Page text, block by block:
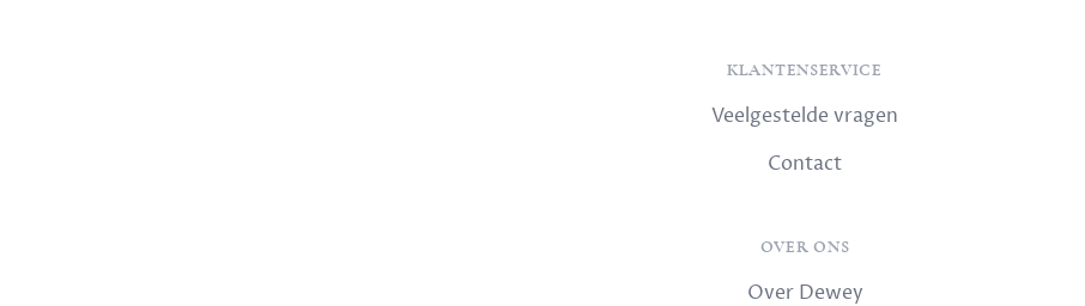
KLANTENSERVICE
Veelgestelde vragen
Contact
OVER ONS
Over Dewey